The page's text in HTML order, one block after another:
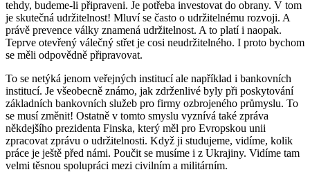
tehdy, budeme-li připraveni. Je potřeba investovat do obrany. V tom
je skutečná udržitelnost! Mluví se často o udržitelnému rozvoji. A
právě prevence války znamená udržitelnost. A to platí i naopak.
Teprve otevřený válečný střet je cosi neudržitelného. I proto bychom
se měli odpovědně připravovat.
To se netýká jenom veřejných institucí ale například i bankovních
institucí. Je všeobecně známo, jak zdrženlivé byly při poskytování
základních bankovních služeb pro firmy ozbrojeného průmyslu. To
se musí změnit! Ostatně v tomto smyslu vyznívá také zpráva
někdejšího prezidenta Finska, který měl pro Evropskou unii
zpracovat zprávu o udržitelnosti. Když ji studujeme, vidíme, kolik
práce je ještě před námi. Poučit se musíme i z Ukrajiny. Vidíme tam
velmi těsnou spolupráci mezi civilním a militárním.